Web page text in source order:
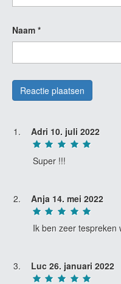
Naam *
Adri 10. juli 2022
Super !!!
Anja 14. mei 2022
Ik ben zeer tespreken
Luc 26. januari 2022